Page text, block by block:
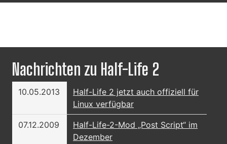
Nachrichten zu Half-Life 2
10.05.2013
Half-Life 2 jetzt auch offiziell für
Linux verfügbar
07.12.2009
Half-Life-2-Mod „Post Script“ im
Dezember